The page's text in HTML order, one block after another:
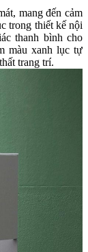
mang đến cảm
trong thiết kế nội
thanh bình cho
màu xanh lục tự
trang trí.